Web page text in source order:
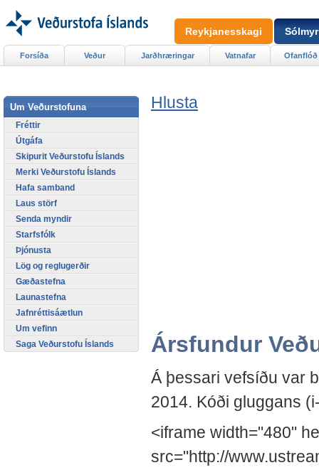
Hlusta
Ársfundur
Á þessari vefsíðu var
2014. Kóði gluggans
<iframe width="480"
src="http://
Forsíða Veður Jarðhræringar Vatnafar Ofanflóð
Um Veðurstofuna
Fréttir
Útgáfa
Skipurit Veðurstofu Íslands
Merki Veðurstofu Íslands
Hafa samband
Laus störf
Senda myndir
Starfsfólk
Þjónusta
Lög og reglugerðir
Gæðastefna
Launastefna
Jafnréttisáætlun
Um vefinn
Saga Veðurstofu Íslands
Reykjanesskagi